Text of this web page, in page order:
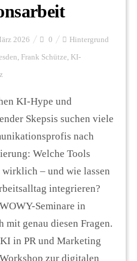
2026 0 Hintergrund
, Frank Schütze, KI-
KI-Hype und
Skepsis suchen viele
nach
Welche Tools
– und wie lassen
integrieren?
Seminare in
mit genau diesen Fragen.
in PR und Marketing
zur digitalen